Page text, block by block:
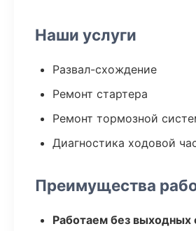
Наши услуги
Развал-схождение
Ремонт стартера
Ремонт тормозной
Диагностика ходовой
Преимущества
Работаем без выходных